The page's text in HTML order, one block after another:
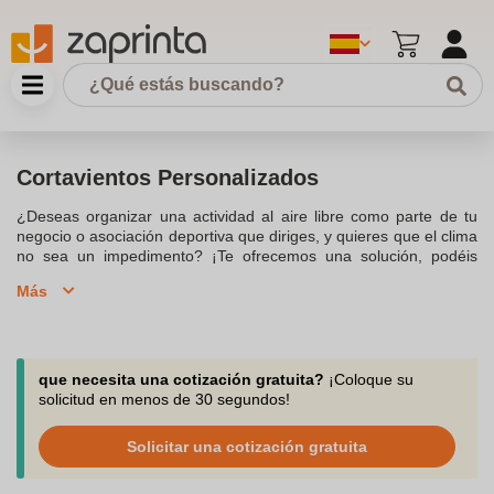
Cortavientos Personalizados
¿Deseas organizar una actividad al aire libre como parte de tu
negocio o asociación deportiva que diriges, y quieres que el clima
no sea un impedimento? ¡Te ofrecemos una solución, podéis
sinónima de ruta de senderismo y actividades de ocio al aire libre,
puede tener capucha y bolsillos. Además, los
personalizadosestán disponibles como un regalo publicitario
que, conel logotipo de tu compañía
equipo. Personalizar un cortavientos te permite diferenciarte de la
competencia a un precio reducido, al tiempo que añade un toque
de originalidad a esta prenda tan necesario en tu armario.
Más
que necesita una cotización gratuita? ¡Coloque su
solicitud en menos de 30 segundos!
Solicitar una cotización gratuita